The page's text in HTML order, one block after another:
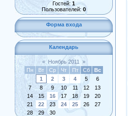
Гостей: 1
Пользователей: 0
Форма входа
Календарь
« Ноябрь 2011
»
Пн
Вт Ср Чт Пт Сб
Вс
1
2 3 4 5
6
7
8 9 10 11 12
13
14
15 16 17 18 19
20
21
22 23 24 25 26
27
28
29 30